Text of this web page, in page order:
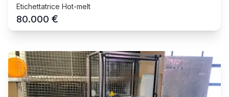
Etichettatrice Hot-melt
80.000 €